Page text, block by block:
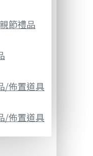
節禮品
/佈置道具
/佈置道具